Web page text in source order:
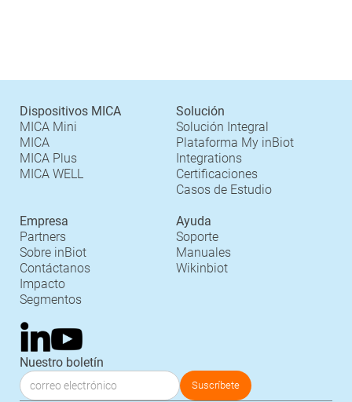
Dispositivos MICA
MICA Mini
MICA
MICA Plus
MICA WELL
Solución
Solución Integral
Plataforma My inBiot
Integrations
Certificaciones
Casos de Estudio
Empresa
Partners
Sobre inBiot
Contáctanos
Impacto
Segmentos
Ayuda
Soporte
Manuales
Wikinbiot
Nuestro boletín